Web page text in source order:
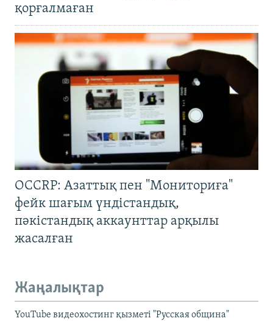
қорғалмаған
OCCRP: Азаттық пен "Мониториға"
фейк шағым үндістандық,
пәкістандық аккаунттар арқылы
жасалған
Жаңалықтар
YouTube видеохостинг қызметі "Русская община"